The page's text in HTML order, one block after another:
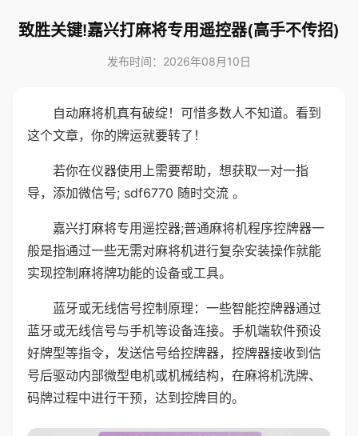
致胜关键!嘉兴打麻将专用遥控器(高手不传招)
发布时间：2026年08月10日
自动麻将机真有破绽！可惜多数人不知道。看到
这个文章，你的牌运就要转了！
若你在仪器使用上需要帮助，想获取一对一指
导，添加微信号; sdf6770 随时交流 。
嘉兴打麻将专用遥控器;普通麻将机程序控牌器一
般是指通过一些无需对麻将机进行复杂安装操作就能
实现控制麻将牌功能的设备或工具。
蓝牙或无线信号控制原理：一些智能控牌器通过
蓝牙或无线信号与手机等设备连接。手机端软件预设
好牌型等指令，发送信号给控牌器，控牌器接收到信
号后驱动内部微型电机或机械结构，在麻将机洗牌、
码牌过程中进行干预，达到控牌目的。